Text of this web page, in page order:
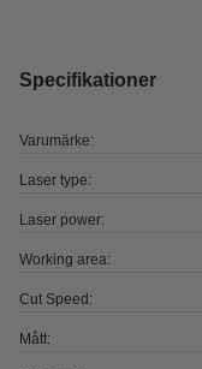
Specifikationer
Varumärke:
Laser type:
Laser power:
Working area:
Cut Speed:
Mått: